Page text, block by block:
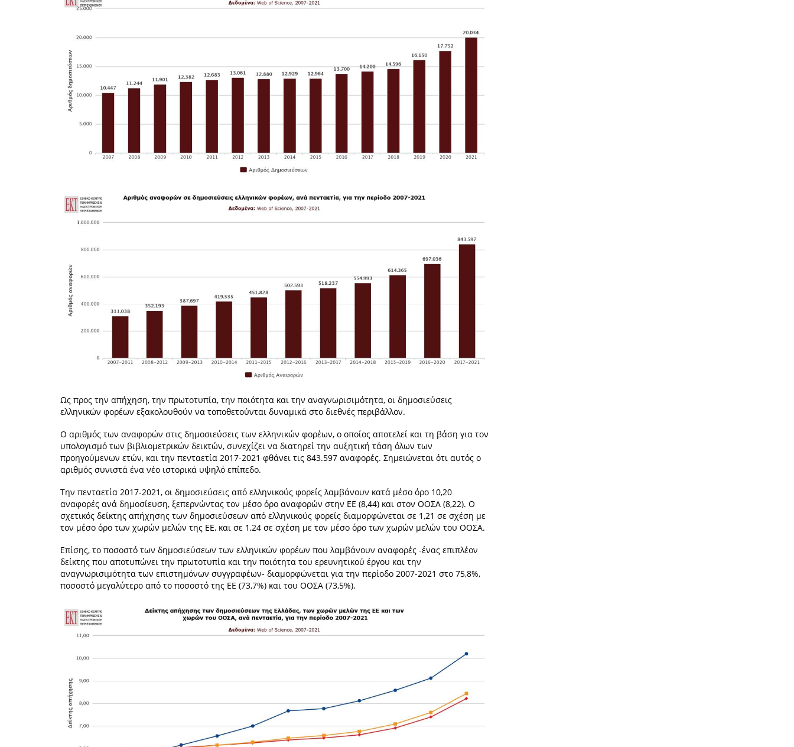
Ως προς την απήχηση, την πρωτοτυπία, την ποιότητα και την αναγνωρισιμότητα, οι δημοσιεύσεις
ελληνικών φορέων εξακολουθούν να τοποθετούνται δυναμικά στο διεθνές περιβάλλον.
Ο αριθμός των αναφορών στις δημοσιεύσεις των ελληνικών φορέων, ο οποίος αποτελεί και τη βάση για τον
υπολογισμό των βιβλιομετρικών δεικτών, συνεχίζει να διατηρεί την αυξητική τάση όλων των
προηγούμενων ετών, και την πενταετία 2017-2021 φθάνει τις 843.597 αναφορές. Σημειώνεται ότι αυτός ο
αριθμός συνιστά ένα νέο ιστορικά υψηλό επίπεδο.
Την πενταετία 2017-2021, οι δημοσιεύσεις από ελληνικούς φορείς λαμβάνουν κατά μέσο όρο 10,20
αναφορές ανά δημοσίευση, ξεπερνώντας τον μέσο όρο αναφορών στην ΕΕ (8,44) και στον ΟΟΣΑ (8,22). Ο
σχετικός δείκτης απήχησης των δημοσιεύσεων από ελληνικούς φορείς διαμορφώνεται σε 1,21 σε σχέση με
τον μέσο όρο των χωρών μελών της ΕΕ, και σε 1,24 σε σχέση με τον μέσο όρο των χωρών μελών του ΟΟΣΑ.
Επίσης, το ποσοστό των δημοσιεύσεων των ελληνικών φορέων που λαμβάνουν αναφορές -ένας επιπλέον
δείκτης που αποτυπώνει την πρωτοτυπία και την ποιότητα του ερευνητικού έργου και την
αναγνωρισιμότητα των επιστημόνων συγγραφέων- διαμορφώνεται για την περίοδο 2007-2021 στο 75,8%,
ποσοστό μεγαλύτερο από το ποσοστό της ΕΕ (73,7%) και του ΟΟΣΑ (73,5%).